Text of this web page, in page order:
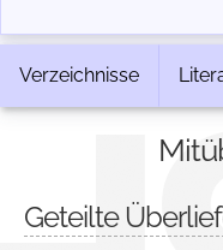
Verzeichnisse
Geteilte